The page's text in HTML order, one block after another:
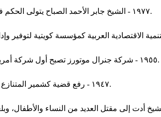
١٩٧٧ - الشيخ جابر الأحمد الصباح يتولى الحكم في الكويت خلفا للشيخ صباح السالم الصباح.
١٩٥٥ - شركة جنرال موتورز تصبح أول شركة أمريكية تحقق أرباحا تفوق المليار دولار أمريكي.
١٩٤٧ - رفع قضية كشمير المتنازع عليها بين باكستان والهند إلى الأمم المتحدة.